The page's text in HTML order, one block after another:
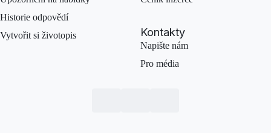
Historie odpovědí
Vytvořit si životopis
Kontakty
Napište nám
Pro média